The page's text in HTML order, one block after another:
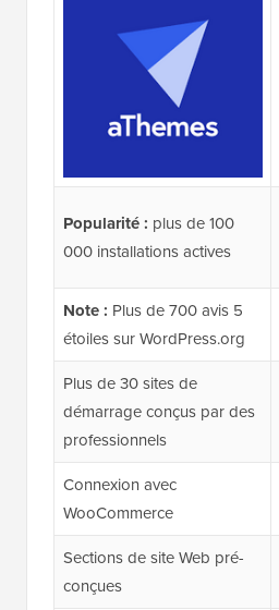
Popularité : plus de 100
000 installations actives
Note : Plus de 700 avis 5
étoiles sur WordPress.org
Plus de 30 sites de
démarrage conçus par des
professionnels
Connexion avec
WooCommerce
Sections de site Web pré-
conçues